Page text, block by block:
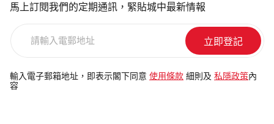
馬上訂閱我們的定期通訊，緊貼城中最新情報
電
郵
輸入電子郵箱地址，即表示閣下同意 使用條款 細則及 私隱政策 內
容